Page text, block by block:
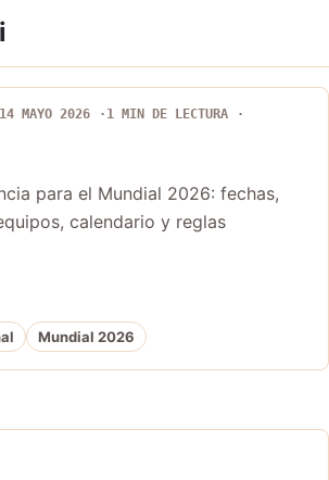
MAYO 2026
1 MIN DE LECTURA
para el Mundial 2026: fechas,
calendario y reglas
Mundial 2026